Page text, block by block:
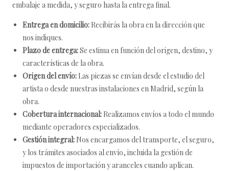
embalaje a medida, y seguro hasta la entrega final.
Entrega en domicilio: Recibirás la obra en la dirección que
nos indiques.
Plazo de entrega:Se estima en función del origen, destino, y
características de la obra.
Origen del envío: Las piezas se envían desde el estudio del
artista o desde nuestras instalaciones en Madrid, según la
obra.
Cobertura internacional: Realizamos envíos a todo el mundo
mediante operadores especializados.
Gestión integral: Nos encargamos del transporte, el seguro,
y los trámites asociados al envío, incluida la gestión de
impuestos de importación y aranceles cuando aplican.